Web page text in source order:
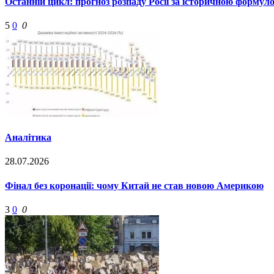
5 0 0
Аналітика
28.07.2026
Фінал без коронації: чому Китай не став новою Америкою
3 0 0